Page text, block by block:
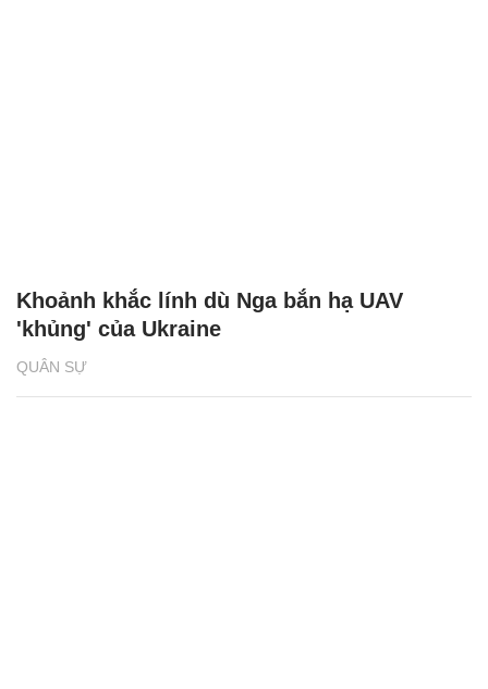
QUÂN SỰ
Khoảnh khắc lính dù Nga bắn hạ UAV
'khủng' của Ukraine